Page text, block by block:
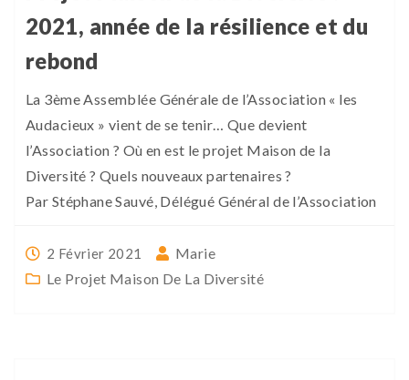
2021, année de la résilience et du
rebond
La 3ème Assemblée Générale de l’Association « les
Audacieux » vient de se tenir… Que devient
l’Association ? Où en est le projet Maison de la
Diversité ? Quels nouveaux partenaires ?
Par Stéphane Sauvé, Délégué Général de l’Association
2 Février 2021
Marie
Le Projet Maison De La Diversité